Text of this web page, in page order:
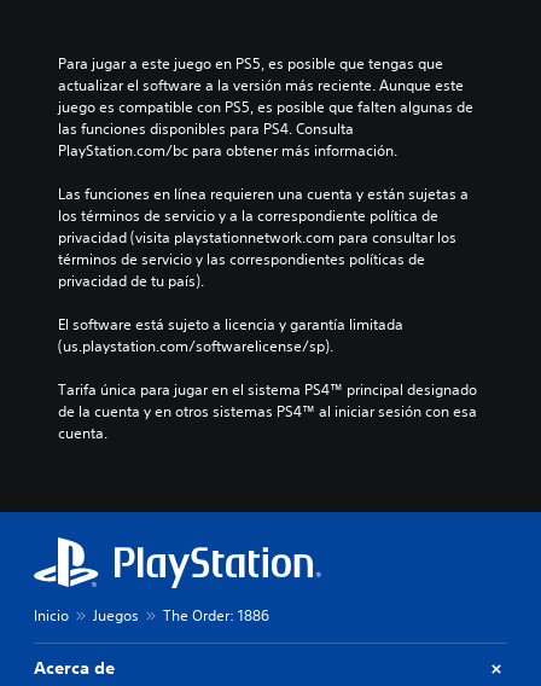
Para jugar a este juego en PS5, es posible que tengas que
actualizar el software a la versión más reciente. Aunque este
juego es compatible con PS5, es posible que falten algunas de
las funciones disponibles para PS4. Consulta
PlayStation.com/bc para obtener más información.
Las funciones en línea requieren una cuenta y están sujetas a
los términos de servicio y a la correspondiente política de
privacidad (visita playstationnetwork.com para consultar los
términos de servicio y las correspondientes políticas de
privacidad de tu país).
El software está sujeto a licencia y garantía limitada
(us.playstation.com/softwarelicense/sp).
Tarifa única para jugar en el sistema PS4™ principal designado
de la cuenta y en otros sistemas PS4™ al iniciar sesión con esa
cuenta.
Inicio Juegos The Order: 1886
Acerca de